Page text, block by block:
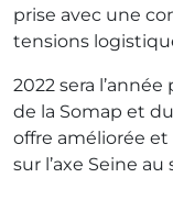
prise avec une
tensions
2022 sera
de la Somap et
offre améliorée
sur l’axe Seine au